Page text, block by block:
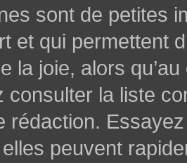
sont de petites
et qui permettent
la joie, alors
consulter la liste
rédaction.
peuvent